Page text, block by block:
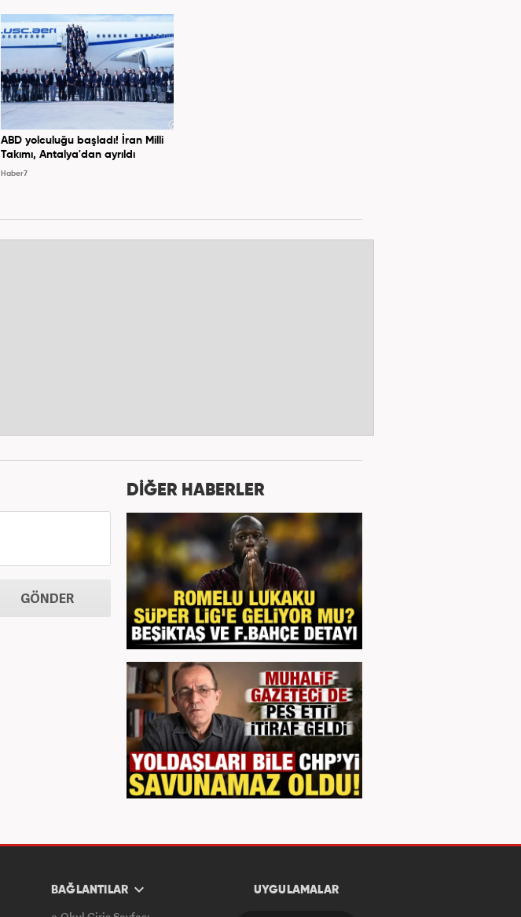
ABD yolculuğu başladı! İran Milli
Takımı, Antalya'dan ayrıldı
Haber7
GÖNDER
DİĞER HABERLER
BAĞLANTILAR UYGULAMALAR